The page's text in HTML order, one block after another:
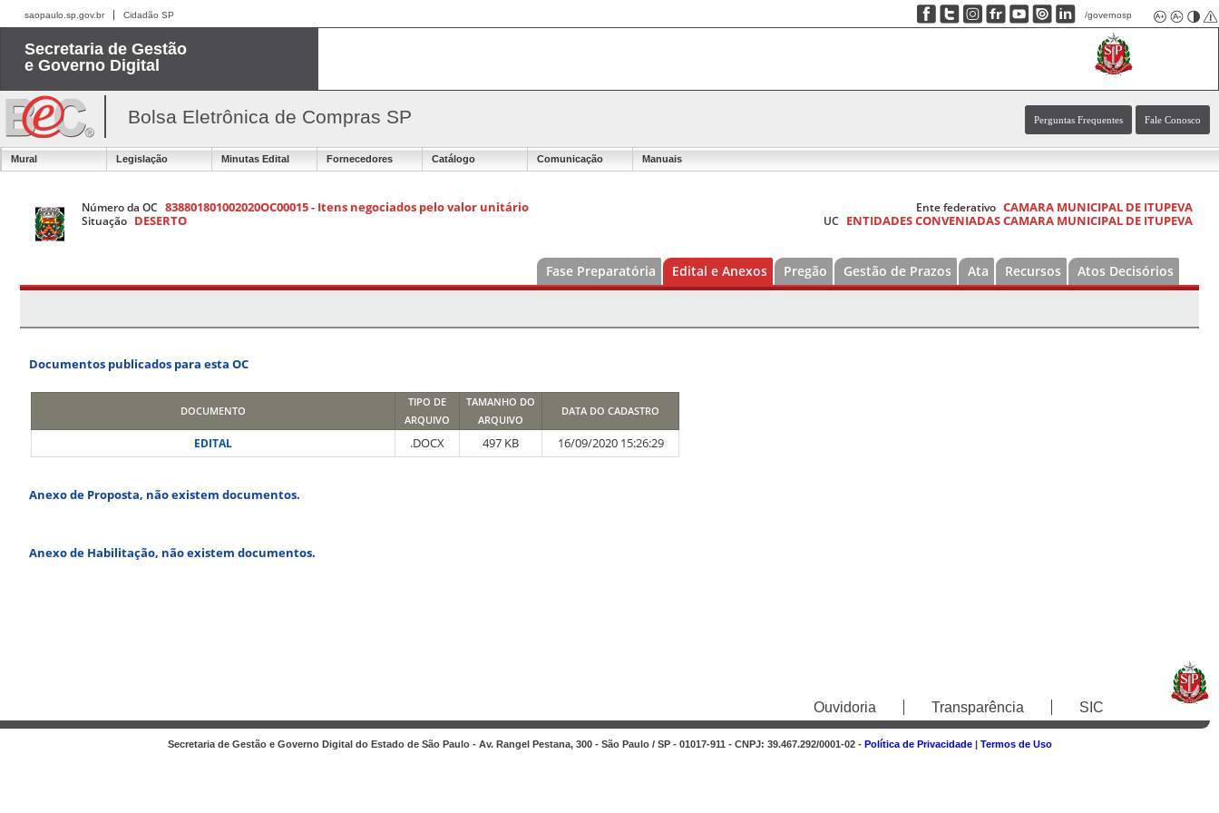
saopaulo.sp.gov.br Cidadão SP /governosp
Secretaria de Gestão
e Governo Digital
Bolsa Eletrônica de Compras SP Perguntas Frequentes Fale Conosco
Mural Legislação Minutas Edital Fornecedores Catálogo Comunicação Manuais
Número da OC 838801801002020OC00015 - Itens negociados pelo valor unitário
Situação DESERTO
Ente federativo CAMARA MUNICIPAL DE ITUPEVA
UC ENTIDADES CONVENIADAS CAMARA MUNICIPAL DE ITUPEVA
Fase Preparatória Edital e Anexos Pregão Gestão de Prazos Ata Recursos Atos Decisórios
Documentos publicados para esta OC
DOCUMENTO
TIPO DE
ARQUIVO
TAMANHO DO
ARQUIVO
DATA DO CADASTRO
EDITAL .DOCX 497 KB 16/09/2020 15:26:29
Anexo de Proposta, não existem documentos.
Anexo de Habilitação, não existem documentos.
Ouvidoria Transparência SIC
Secretaria de Gestão e Governo Digital do Estado de São Paulo - Av. Rangel Pestana, 300 - São Paulo / SP - 01017-911 - CNPJ: 39.467.292/0001-02 - Política de Privacidade| Termos de Uso